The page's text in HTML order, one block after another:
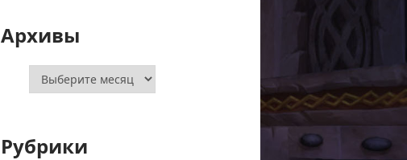
Архивы
Архивы
Рубрики